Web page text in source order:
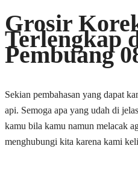
Grosir
Terlengkap
Pembuang
Sekian pembahasan yang dapat
api. Semoga apa yang udah di
kamu bila kamu namun melacak
menghubungi kita karena kami